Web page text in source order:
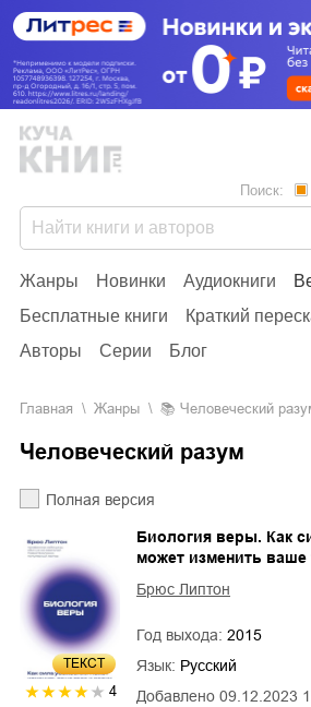
Жанры Новинки Аудиокниги
Бесплатные книги
Краткий
Авторы
Серии Блог
Поиск:
Главная Жанры Человеческий
Человеческий разум
Полная версия
ТЕКСТ
4 Добавлено 09.12.2023
Биология веры. Как
может изменить ваше
Брюс Липтон
Год выхода: 2015
Язык: Русский